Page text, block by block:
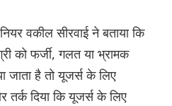
वकील सीरवाई ने बताया कि
को फर्जी, गलत या भ्रामक
जाता है तो यूजर्स के लिए
तर्क दिया कि यूजर्स के लिए